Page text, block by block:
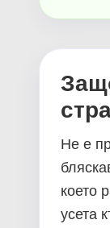
Не е
което
усета